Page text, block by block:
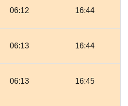
06:12 16:44
06:13 16:44
06:13 16:45